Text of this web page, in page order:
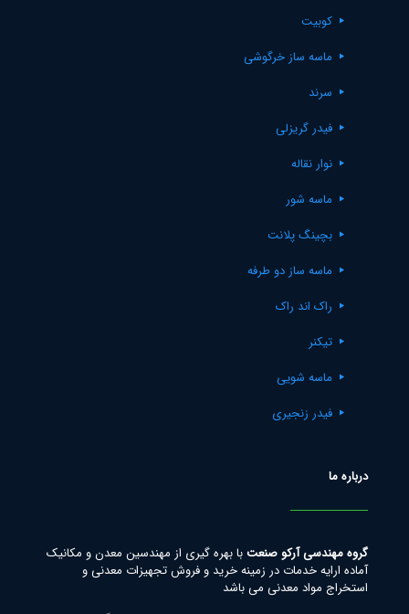
کوبیت
ماسه ساز خرگوشی
سرند
فیدر گریزلی
نوار نقاله
ماسه شور
بچینگ پلانت
ماسه ساز دو طرفه
راک اند راک
تیکنر
ماسه شویی
فیدر زنجیری
درباره ما
گروه مهندسی آرکو صنعتبا بهره گیری از مهندسین معدن و مکانیک
آماده ارایه خدمات در زمینه خرید و فروش تجهیزات معدنی و
استخراج مواد معدنی می باشد